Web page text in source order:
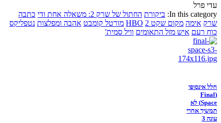
עדי פרל
In this category: ביקורת החתול של שרק 2: משאלה אחת ודי
כתבה
שרק אימה מקום שקט 2 HBO מורטל קומבט אהבה ומפלצות נטפליקס
כוח רעם איש מזל התאומים וויל סמית'
חלל אינסופי
(Final
Space) לא
תמשיך אחרי
עונה 3